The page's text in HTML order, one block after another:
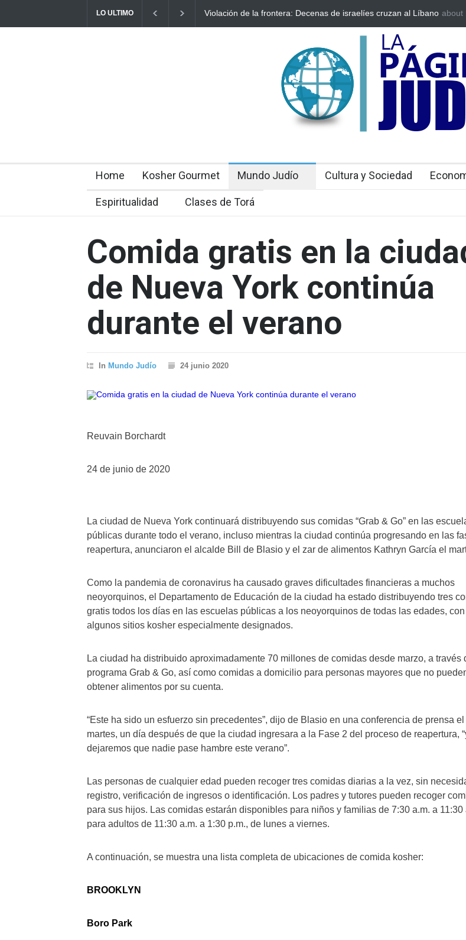
LO ULTIMO
de la frontera: Decenas de israelíes cruzan al Líbano Arqueólogos descubren tesoros de la Gran Sinagoga de
about
Home Kosher Gourmet Mundo Judío Cultura y Sociedad
Espiritualidad Clases de Torá
Comida gratis en la
de Nueva York continúa
durante el verano
In Mundo Judío 24 junio 2020
Reuvain Borchardt
24 de junio de 2020
La ciudad de Nueva York continuará distribuyendo sus comidas “Grab & Go” en las
públicas durante todo el verano, incluso mientras la ciudad continúa progresando en las
reapertura, anunciaron el alcalde Bill de Blasio y el zar de alimentos Kathryn García el
Como la pandemia de coronavirus ha causado graves dificultades financieras a muchos
neoyorquinos, el Departamento de Educación de la ciudad ha estado distribuyendo tres
gratis todos los días en las escuelas públicas a los neoyorquinos de todas las edades, con
algunos sitios kosher especialmente designados.
La ciudad ha distribuido aproximadamente 70 millones de comidas desde marzo, a través
programa Grab & Go, así como comidas a domicilio para personas mayores que no
obtener alimentos por su cuenta.
“Este ha sido un esfuerzo sin precedentes”, dijo de Blasio en una conferencia de prensa el
martes, un día después de que la ciudad ingresara a la Fase 2 del proceso de reapertura,
dejaremos que nadie pase hambre este verano”.
Las personas de cualquier edad pueden recoger tres comidas diarias a la vez, sin
registro, verificación de ingresos o identificación. Los padres y tutores pueden recoger
para sus hijos. Las comidas estarán disponibles para niños y familias de 7:30 a.m. a 11:30
para adultos de 11:30 a.m. a 1:30 p.m., de lunes a viernes.
A continuación, se muestra una lista completa de ubicaciones de comida kosher:
BROOKLYN
Boro Park